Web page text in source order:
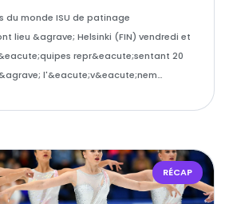
du monde ISU de patinage
lieu &agrave; Helsinki (FIN) vendredi et
repr&eacute;sentant 20
l'&eacute;v&eacute;nem…
RÉCAP